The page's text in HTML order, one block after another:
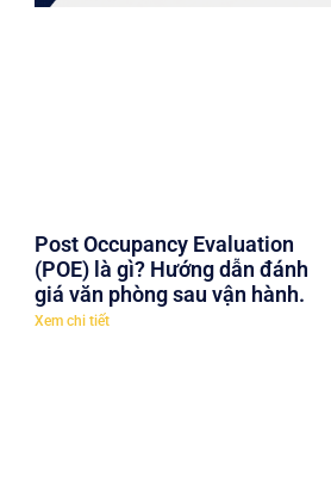
Post Occupancy Evaluation
(POE) là gì? Hướng dẫn đánh
giá văn phòng sau vận hành.
Xem chi tiết